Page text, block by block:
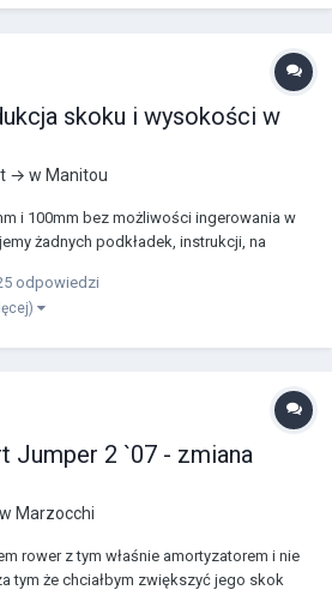
skoku i wysokości w
→ w Manitou
i 100mm bez możliwości ingerowania w
żadnych podkładek, instrukcji, na
ze 100mm na mniej. Skrępowany
R7 Pro...
odpowiedzi
Jumper 2 `07 - zmiana
Marzocchi
rower z tym właśnie amortyzatorem i nie
tym że chciałbym zwiększyć jego skok